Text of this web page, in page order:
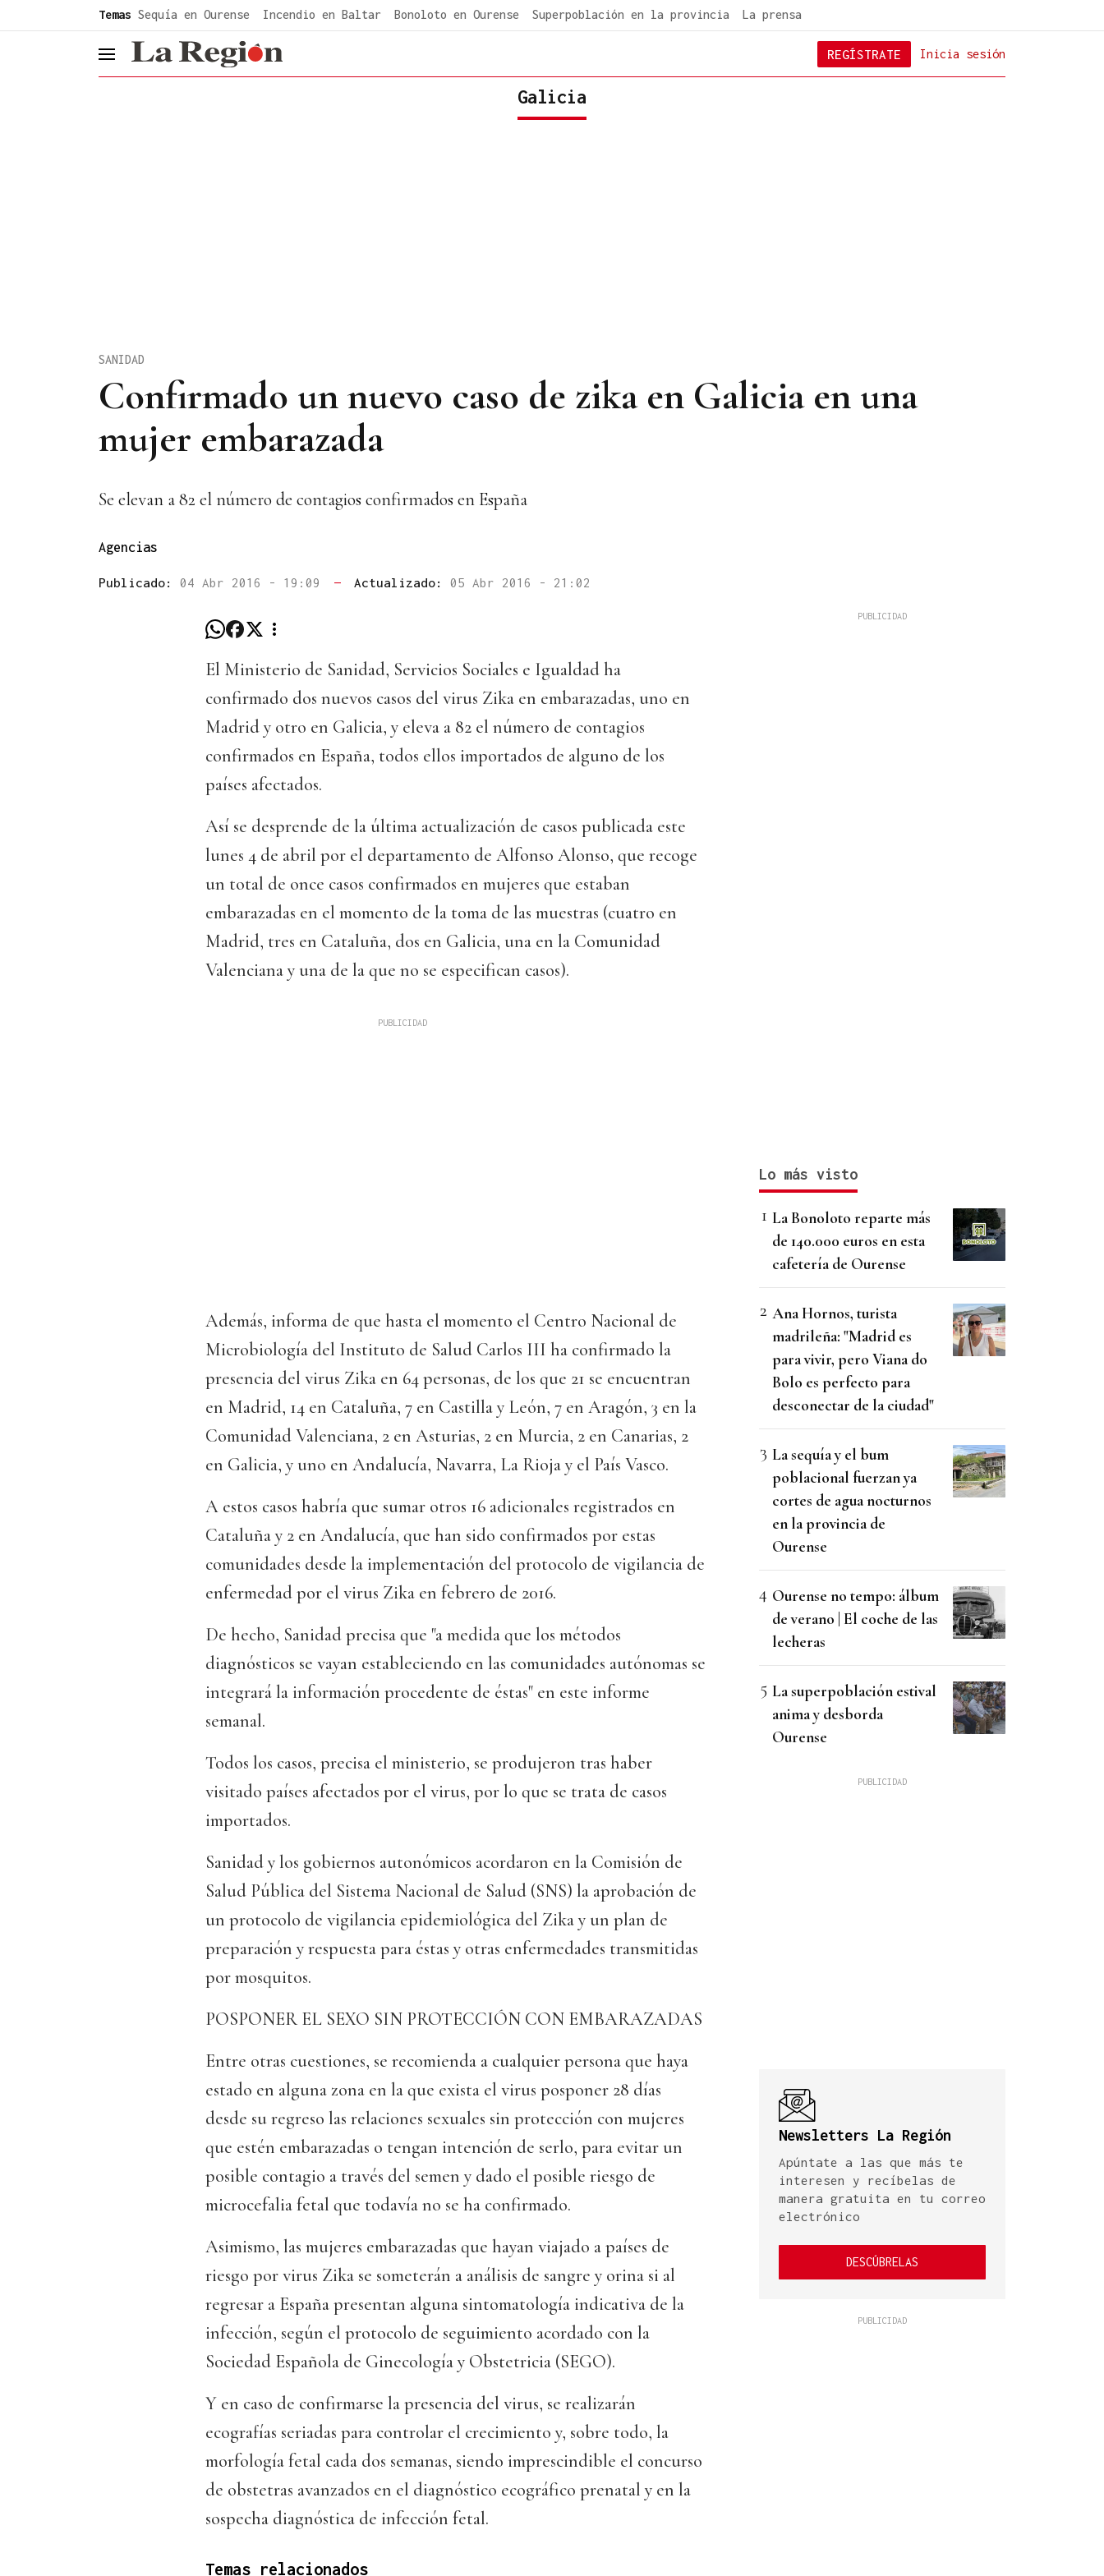
Temas Sequía en Ourense Incendio en Baltar Bonoloto en Ourense Superpoblación en la provincia La prensa
header.menu.open Inicia sesión
REGÍSTRATE
Galicia
Confirmado un nuevo caso de zika en Galicia en una
mujer embarazada
SANIDAD
Se elevan a 82 el número de contagios confirmados en España
Agencias
Publicado: 04 Abr 2016 - 19:09 — Actualizado: 05 Abr 2016 - 21:02
El Ministerio de Sanidad, Servicios Sociales e Igualdad ha
confirmado dos nuevos casos del virus Zika en embarazadas, uno en
Madrid y otro en Galicia, y eleva a 82 el número de contagios
confirmados en España, todos ellos importados de alguno de los
países afectados.
Así se desprende de la última actualización de casos publicada este
lunes 4 de abril por el departamento de Alfonso Alonso, que recoge
un total de once casos confirmados en mujeres que estaban
embarazadas en el momento de la toma de las muestras (cuatro en
Madrid, tres en Cataluña, dos en Galicia, una en la Comunidad
Valenciana y una de la que no se especifican casos).
Además, informa de que hasta el momento el Centro Nacional de
Microbiología del Instituto de Salud Carlos III ha confirmado la
presencia del virus Zika en 64 personas, de los que 21 se encuentran
en Madrid, 14 en Cataluña, 7 en Castilla y León, 7 en Aragón, 3 en la
Comunidad Valenciana, 2 en Asturias, 2 en Murcia, 2 en Canarias, 2
en Galicia, y uno en Andalucía, Navarra, La Rioja y el País Vasco.
A estos casos habría que sumar otros 16 adicionales registrados en
Cataluña y 2 en Andalucía, que han sido confirmados por estas
comunidades desde la implementación del protocolo de vigilancia de
enfermedad por el virus Zika en febrero de 2016.
De hecho, Sanidad precisa que "a medida que los métodos
diagnósticos se vayan estableciendo en las comunidades autónomas se
integrará la información procedente de éstas" en este informe
semanal.
Todos los casos, precisa el ministerio, se produjeron tras haber
visitado países afectados por el virus, por lo que se trata de casos
importados.
Sanidad y los gobiernos autonómicos acordaron en la Comisión de
Salud Pública del Sistema Nacional de Salud (SNS) la aprobación de
un protocolo de vigilancia epidemiológica del Zika y un plan de
preparación y respuesta para éstas y otras enfermedades transmitidas
por mosquitos.
POSPONER EL SEXO SIN PROTECCIÓN CON EMBARAZADAS
Entre otras cuestiones, se recomienda a cualquier persona que haya
estado en alguna zona en la que exista el virus posponer 28 días
desde su regreso las relaciones sexuales sin protección con mujeres
que estén embarazadas o tengan intención de serlo, para evitar un
posible contagio a través del semen y dado el posible riesgo de
microcefalia fetal que todavía no se ha confirmado.
Asimismo, las mujeres embarazadas que hayan viajado a países de
riesgo por virus Zika se someterán a análisis de sangre y orina si al
regresar a España presentan alguna sintomatología indicativa de la
infección, según el protocolo de seguimiento acordado con la
Sociedad Española de Ginecología y Obstetricia (SEGO).
Y en caso de confirmarse la presencia del virus, se realizarán
ecografías seriadas para controlar el crecimiento y, sobre todo, la
morfología fetal cada dos semanas, siendo imprescindible el concurso
de obstetras avanzados en el diagnóstico ecográfico prenatal y en la
sospecha diagnóstica de infección fetal.
Temas relacionados
Lo más visto
La Bonoloto reparte más
de 140.000 euros en esta
cafetería de Ourense
Ana Hornos, turista
madrileña: "Madrid es
para vivir, pero Viana do
Bolo es perfecto para
desconectar de la ciudad"
La sequía y el bum
poblacional fuerzan ya
cortes de agua nocturnos
en la provincia de
Ourense
Ourense no tempo: álbum
de verano | El coche de las
lecheras
La superpoblación estival
anima y desborda
Ourense
Newsletters La Región
Apúntate a las que más te
interesen y recíbelas de
manera gratuita en tu correo
electrónico
DESCÚBRELAS